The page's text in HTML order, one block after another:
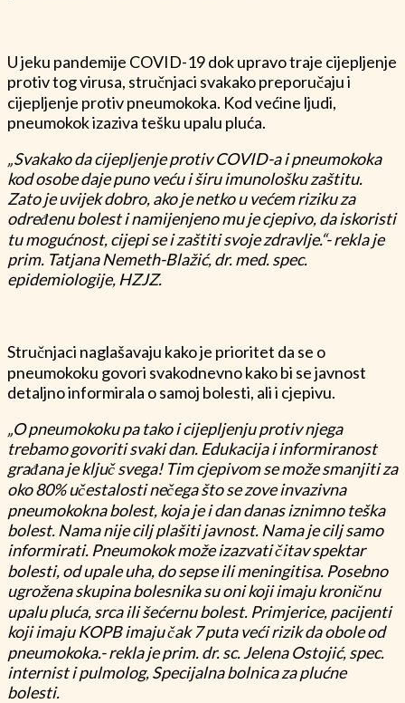
U jeku pandemije COVID-19 dok upravo traje cijepljenje
protiv tog virusa, stručnjaci svakako preporučaju i
cijepljenje protiv pneumokoka. Kod većine ljudi,
pneumokok izaziva tešku upalu pluća.
„Svakako da cijepljenje protiv COVID-a i pneumokoka
kod osobe daje puno veću i širu imunološku zaštitu.
Zato je uvijek dobro, ako je netko u većem riziku za
određenu bolest i namijenjeno mu je cjepivo, da iskoristi
tu mogućnost, cijepi se i zaštiti svoje zdravlje.“- rekla je
prim. Tatjana Nemeth-Blažić, dr. med. spec.
epidemiologije, HZJZ.
Stručnjaci naglašavaju kako je prioritet da se o
pneumokoku govori svakodnevno kako bi se javnost
detaljno informirala o samoj bolesti, ali i cjepivu.
„O pneumokoku pa tako i cijepljenju protiv njega
trebamo govoriti svaki dan. Edukacija i informiranost
građana je ključ svega! Tim cjepivom se može smanjiti za
oko 80% učestalosti nečega što se zove invazivna
pneumokokna bolest, koja je i dan danas iznimno teška
bolest. Nama nije cilj plašiti javnost. Nama je cilj samo
informirati. Pneumokok može izazvati čitav spektar
bolesti, od upale uha, do sepse ili meningitisa. Posebno
ugrožena skupina bolesnika su oni koji imaju kroničnu
upalu pluća, srca ili šećernu bolest. Primjerice, pacijenti
koji imaju KOPB imaju čak 7 puta veći rizik da obole od
pneumokoka.- rekla je prim. dr. sc. Jelena Ostojić, spec.
internist i pulmolog, Specijalna bolnica za plućne
bolesti.